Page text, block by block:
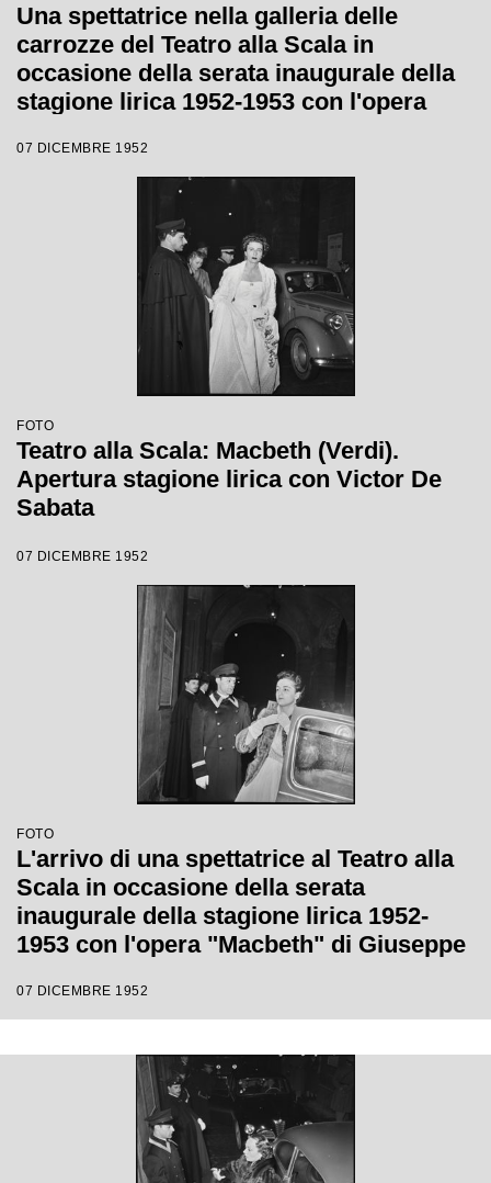
Una spettatrice nella galleria delle
carrozze del Teatro alla Scala in
occasione della serata inaugurale della
stagione lirica 1952-1953 con l'opera
Victor de Sabata, con la regia di Carl
07 DICEMBRE 1952
FOTO
Teatro alla Scala: Macbeth (Verdi).
Apertura stagione lirica con Victor De
Sabata
07 DICEMBRE 1952
FOTO
L'arrivo di una spettatrice al Teatro alla
Scala in occasione della serata
inaugurale della stagione lirica 1952-
1953 con l'opera "Macbeth" di Giuseppe
regia di Carl Ebert
07 DICEMBRE 1952